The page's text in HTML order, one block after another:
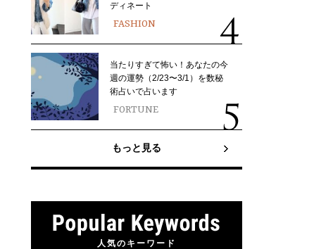
ディネート
FASHION
当たりすぎて怖い！あなたの今
週の運勢（2/23〜3/1）を数秘
術占いで占います
FORTUNE
もっと見る
人気のキーワード